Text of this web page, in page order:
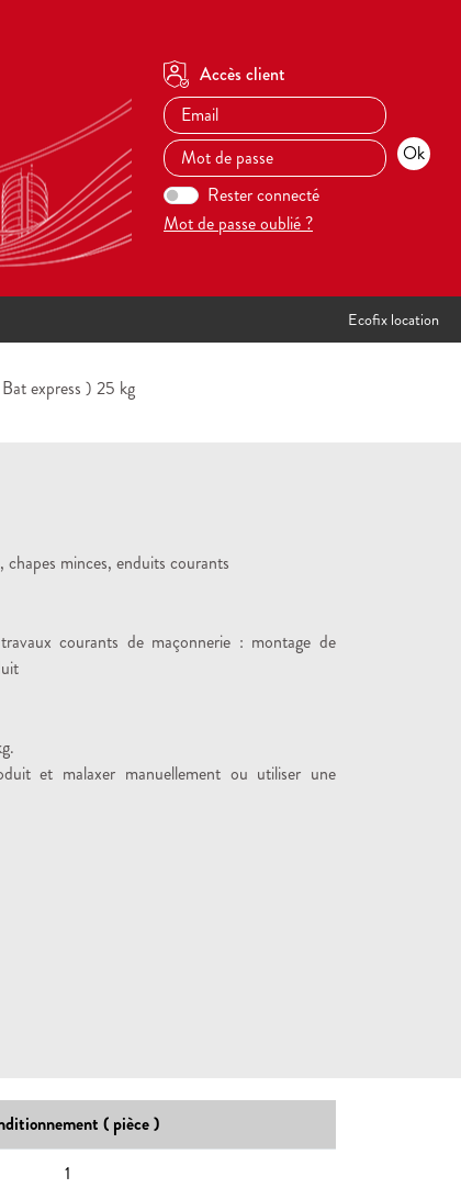
Accès client
Rester connecté
Mot de passe oublié ?
Ecofix location
express ) 25 kg
minces, enduits courants
courants de maçonnerie : montage de
et malaxer manuellement ou utiliser une
( pièce )
1